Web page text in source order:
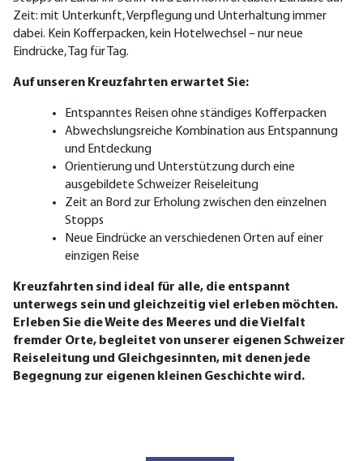
Zeit: mit Unterkunft, Verpflegung und Unterhaltung immer
dabei. Kein Kofferpacken, kein Hotelwechsel – nur neue
Eindrücke, Tag für Tag.
Auf unseren Kreuzfahrten erwartet Sie:
Entspanntes Reisen ohne ständiges Kofferpacken
Abwechslungsreiche Kombination aus Entspannung
und Entdeckung
Orientierung und Unterstützung durch eine
ausgebildete Schweizer Reiseleitung
Zeit an Bord zur Erholung zwischen den einzelnen
Stopps
Neue Eindrücke an verschiedenen Orten auf einer
einzigen Reise
Kreuzfahrten sind ideal für alle, die entspannt
unterwegs sein und gleichzeitig viel erleben möchten.
Erleben Sie die Weite des Meeres und die Vielfalt
fremder Orte, begleitet von unserer eigenen Schweizer
Reiseleitung und Gleichgesinnten, mit denen jede
Begegnung zur eigenen kleinen Geschichte wird.